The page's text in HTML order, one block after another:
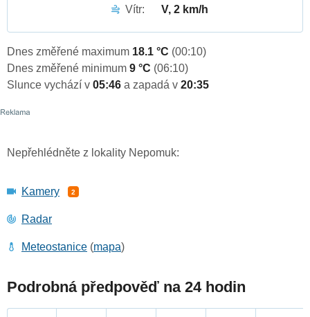
Vítr:
V, 2 km/h
Dnes změřené maximum 18.1 °C (00:10)
Dnes změřené minimum 9 °C (06:10)
Slunce vychází v 05:46 a zapadá v 20:35
Nepřehlédněte z lokality Nepomuk:
Kamery 2
Radar
Meteostanice (mapa)
Podrobná předpověď na 24 hodin